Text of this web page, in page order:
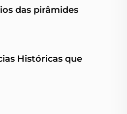
das pirâmides
Históricas que